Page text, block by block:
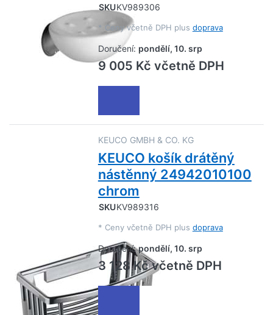
SKUKV989306
* Ceny včetně DPH plus doprava
Doručení: pondělí, 10. srp
9 005 Kč včetně DPH
KEUCO GMBH & CO. KG
KEUCO košík drátěný
nástěnný 24942010100
chrom
SKUKV989316
* Ceny včetně DPH plus doprava
Doručení: pondělí, 10. srp
3 128 Kč včetně DPH